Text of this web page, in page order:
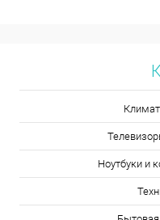
Ноутбуки и